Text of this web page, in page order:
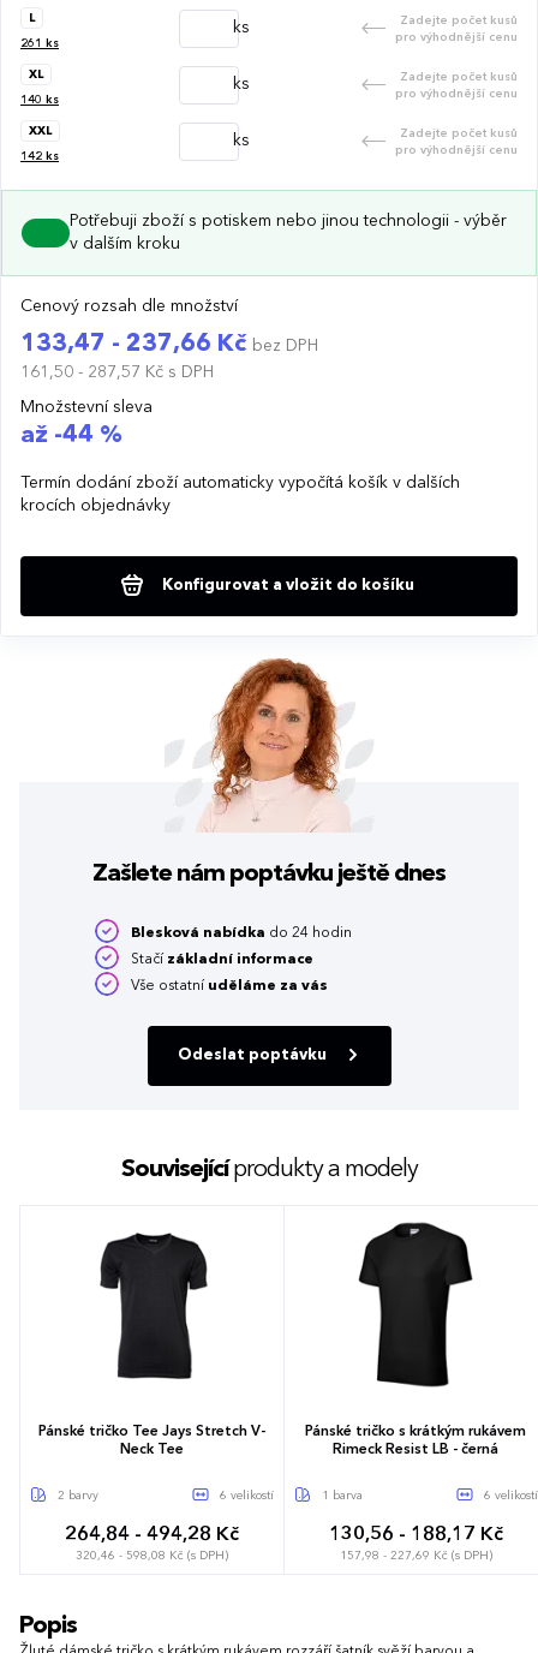
L
261 ks
ks
Zadejte počet kusů
pro výhodnější cenu
XL
140 ks
ks
Zadejte počet kusů
pro výhodnější cenu
XXL
142 ks
ks
Zadejte počet kusů
pro výhodnější cenu
Potřebuji zboží s potiskem nebo jinou technologii - výběr
v dalším kroku
Cenový rozsah dle množství
133,47 - 237,66 Kč bez DPH
161,50 - 287,57 Kč s DPH
Množstevní sleva
až -44 %
Termín dodání zboží automaticky vypočítá košík v dalších
krocích objednávky
Konfigurovat a vložit do košíku
Zašlete nám poptávku ještě dnes
Blesková nabídka do 24 hodin
Stačí základní informace
Vše ostatní uděláme za vás
Odeslat poptávku
Souvisejícíprodukty a modely
Pánské tričko Tee Jays Stretch V-
Neck Tee
2 barvy 6 velikostí
264,84 - 494,28 Kč
320,46 - 598,08 Kč (s DPH)
S
Pánské tričko s krátkým rukávem
Rimeck Resist LB - černá
1 barva 6 velikostí
130,56 - 188,17 Kč
157,98 - 227,69 Kč (s DPH)
Popis